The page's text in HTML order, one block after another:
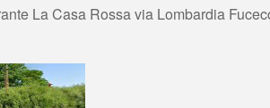
La Casa Rossa via Lombardia